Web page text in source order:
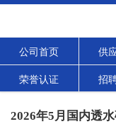
公司首页 供
荣誉认证 招
2026年5月国内透